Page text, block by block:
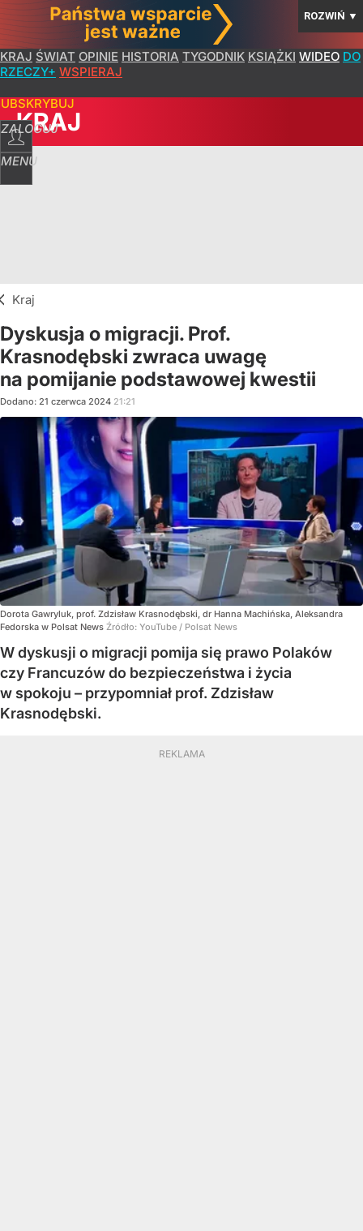
ROZWIŃ ▼
KRAJ ŚWIAT OPINIE HISTORIA TYGODNIK KSIĄŻKI WIDEO DO
RZECZY+ WSPIERAJ
ZALOGUJ
MENU
KRAJ
Kraj
Dyskusja o migracji. Prof.
Krasnodębski zwraca uwagę
na pomijanie podstawowej kwestii
Dodano: 21 czerwca 2024 21:21
Dorota Gawryluk, prof. Zdzisław Krasnodębski, dr Hanna Machińska, Aleksandra
Fedorska w Polsat News Źródło: YouTube / Polsat News
W dyskusji o migracji pomija się prawo Polaków
czy Francuzów do bezpieczeństwa i życia
w spokoju – przypomniał prof. Zdzisław
Krasnodębski.